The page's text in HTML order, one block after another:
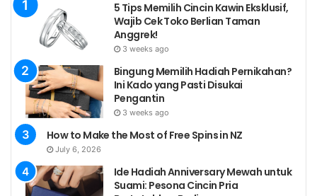
5 Tips Memilih Cincin Kawin Eksklusif,
Wajib Cek Toko Berlian Taman
Anggrek!
3 weeks ago
Bingung Memilih Hadiah Pernikahan?
Ini Kado yang Pasti Disukai
Pengantin
3 weeks ago
How to Make the Most of Free Spins in NZ
July 6, 2026
Ide Hadiah Anniversary Mewah untuk
Suami: Pesona Cincin Pria